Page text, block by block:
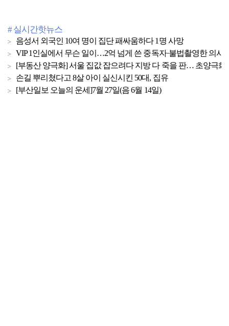
# 실시간핫뉴스
음성서 외국인 10여 명이 집단 패싸움하다 1명 사망
VIP 1인실에서 무슨 일이…2억 넘게 쓴 중독자·불법촬영한 의사
[부동산 양극화] 서울 집값 잡으려다 지방 다 죽을 판… 초양극화
손길 뿌리쳤다고 8살 아이 실신시킨 50대, 집유
[부산일보 오늘의 운세]7월 27일(음 6월 14일)